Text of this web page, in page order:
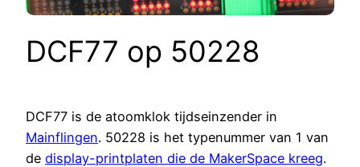
DCF77 op 50228
DCF77 is de atoomklok tijdseinzender in
Mainflingen. 50228 is het typenummer van 1 van
de display-printplaten die de MakerSpace kreeg.